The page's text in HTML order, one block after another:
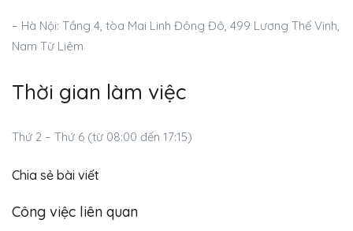
– Hà Nội: Tầng 4, tòa Mai Linh Đông Đô, 499 Lương Thế Vinh,
Nam Từ Liêm
Thời gian làm việc
Thứ 2 – Thứ 6 (từ 08:00 đến 17:15)
Chia sẻ bài viết
Công việc liên quan